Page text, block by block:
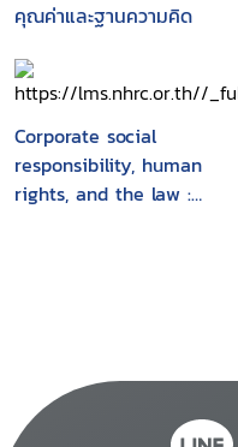
คุณค่าและฐานความคิด
Corporate social
responsibility, human
rights, and the law :